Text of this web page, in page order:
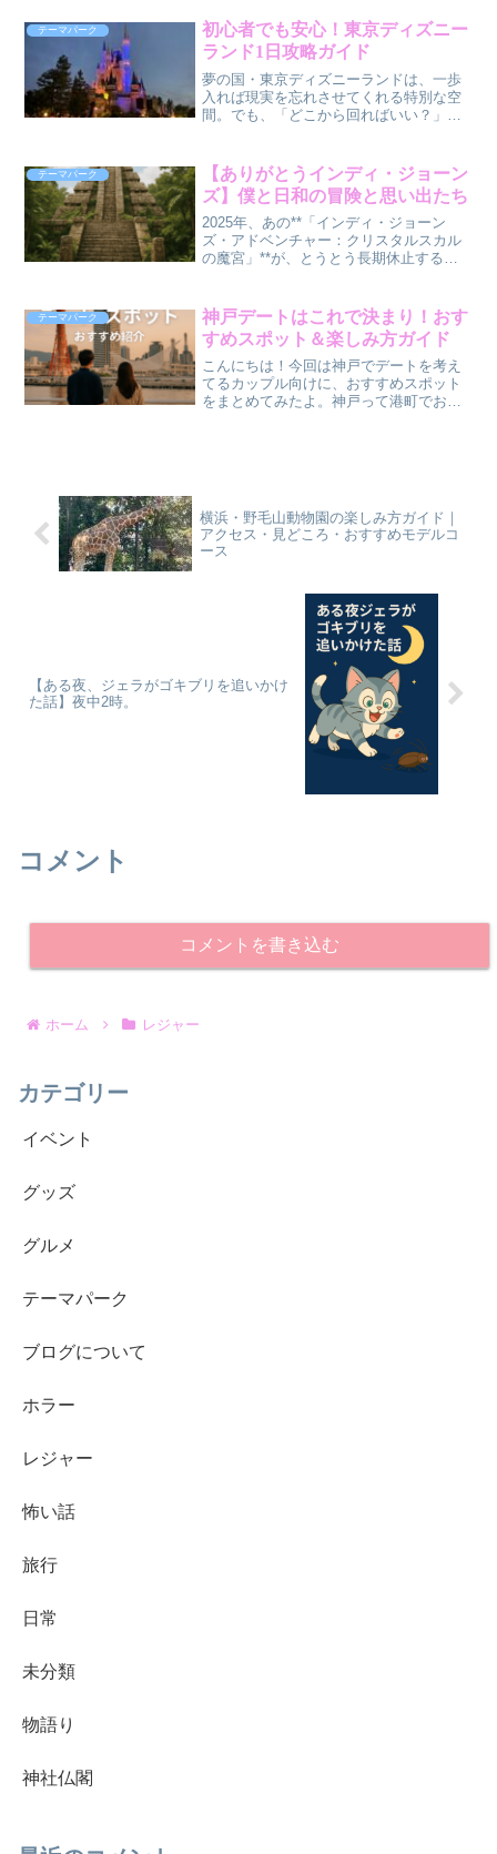
テーマパーク
初心者でも安心！東京ディズニー
ランド1日攻略ガイド
夢の国・東京ディズニーランドは、一歩
入れば現実を忘れさせてくれる特別な空
間。でも、「どこから回ればいい？」
ては不安も多いですよね。この記事で
は、初心者でも1日でディズニ...
テーマパーク
【ありがとうインディ・ジョーン
ズ】僕と日和の冒険と思い出たち
2025年、あの**「インディ・ジョーン
ズ・アドベンチャー：クリスタルスカル
の魔宮」**が、とうとう長期休止するっ
なった。なつかしい。インディの世界に
入り込んで、あの...
テーマパーク
神戸デートはこれで決まり！おす
すめスポット＆楽しみ方ガイド
こんにちは！今回は神戸でデートを考え
てるカップル向けに、おすすめスポット
をまとめてみたよ。神戸って港町でおし
横浜・野毛山動物園の楽しみ方ガイド｜
アクセス・見どころ・おすすめモデルコ
ース
【ある夜、ジェラがゴキブリを追いかけ
た話】夜中2時。
コメント
コメントを書き込む
ホーム レジャー
カテゴリー
イベント
グッズ
グルメ
テーマパーク
ブログについて
ホラー
レジャー
怖い話
旅行
日常
未分類
物語り
神社仏閣